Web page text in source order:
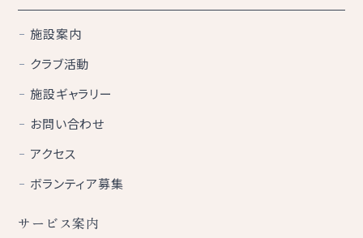
施設案内
クラブ活動
施設ギャラリー
お問い合わせ
アクセス
ボランティア募集
サービス案内